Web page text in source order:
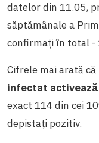
datelor din 11.05,
săptămânale a
confirmați în total -
Cifrele mai arată că
infectat
exact 114 din cei
depistați pozitiv.